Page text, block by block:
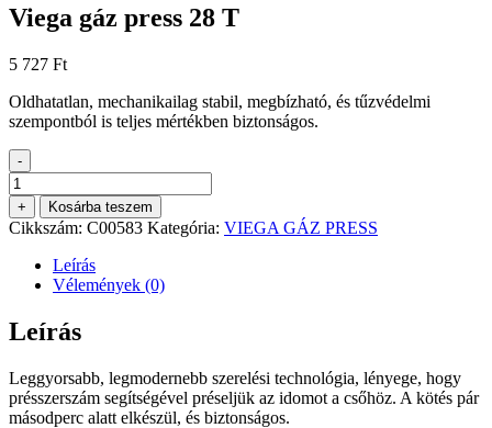
Viega gáz press 28 T
5 727 Ft
Oldhatatlan, mechanikailag stabil, megbízható, és tűzvédelmi
szempontból is teljes mértékben biztonságos.
-
Viega
gáz
press
28
mennyiség
+ Kosárba teszem
Cikkszám: C00583 Kategória: VIEGA GÁZ PRESS
Leírás
Vélemények (0)
Leírás
Leggyorsabb, legmodernebb szerelési technológia, lényege, hogy
présszerszám segítségével préseljük az idomot a csőhöz. A kötés pár
másodperc alatt elkészül, és biztonságos.